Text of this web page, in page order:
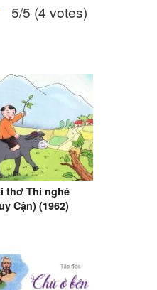
5/5 (4 votes)
thơ Thi nghé
Cận) (1962)